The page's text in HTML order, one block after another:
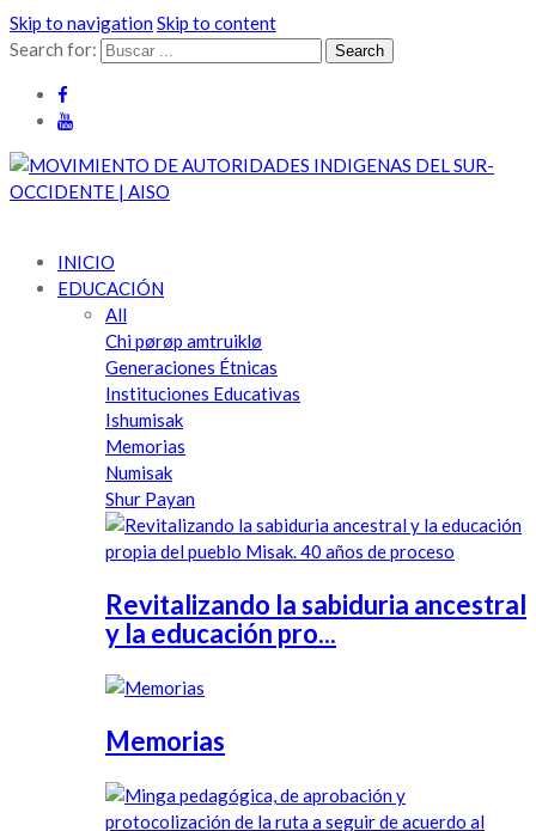
Skip to navigationSkip to content
Search for:
NakChak| AISO |
Territorio Pubén
INICIO
EDUCACIÓN
All
Chi pørøp amtruiklø
Generaciones Étnicas
Instituciones Educativas
Ishumisak
Memorias
Numisak
Shur Payan
Revitalizando la sabiduria ancestral
y la educación pro...
Memorias